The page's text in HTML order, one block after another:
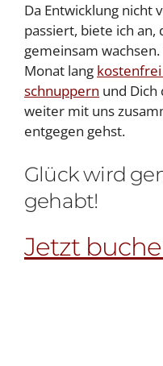
Da Entwicklung nicht
passiert, biete ich an,
gemeinsam
Monat lang kostenfrei
schnuppern und Dich
weiter mit uns
entgegen gehst.
Glück wird
gehabt!
Jetzt